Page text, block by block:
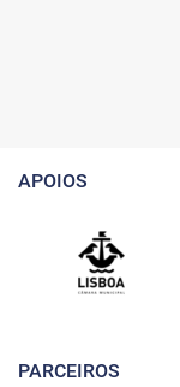
APOIOS
PARCEIROS